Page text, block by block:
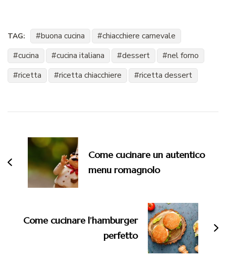
TAG: buona cucina
chiacchiere carnevale
cucina
cucina italiana dessert
nel forno
ricetta
ricetta chiacchiere ricetta dessert
articoli
Come cucinare un autentico
menu romagnolo
Come cucinare l’hamburger
perfetto